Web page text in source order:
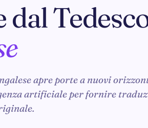
apre porte a nuovi
artificiale per fornire